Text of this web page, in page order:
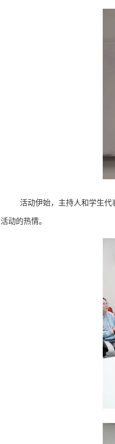
活动伊始，主持人和学生
活动的热情。